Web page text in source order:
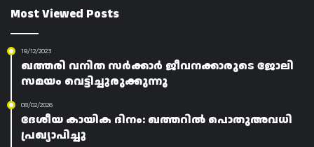
Most Viewed Posts
19/12/2023
ഖത്തരി വനിത സർക്കാർ ജീവനക്കാരുടെ ജോലി
സമയം വെട്ടിച്ചുരുക്കുന്നു
08/02/2026
ദേശീയ കായിക ദിനം: ഖത്തറിൽ പൊതുഅവധി
പ്രഖ്യാപിച്ചു